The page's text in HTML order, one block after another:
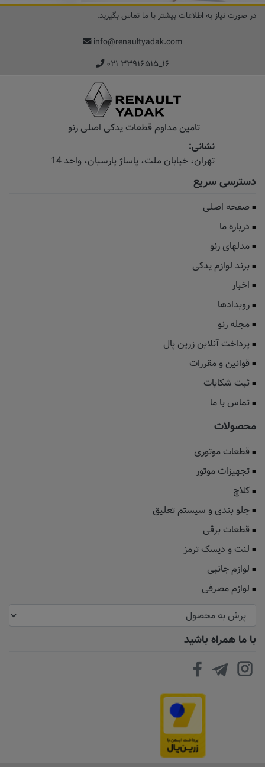
در صورت نیاز به اطلاعات بیشتر با ما تماس بگیرید.
info@renaultyadak.com
۰۲۱ ۳۳۹۱۶۵۱۵_۱۶
تامین مداوم قطعات یدکی اصلی رنو
نشانی:
تهران، خیابان‌ ملت، پاساژ‌ پارسیان، واحد 14
دسترسی سریع
صفحه اصلی
درباره ما
مدلهای رنو
برند لوازم یدکی
اخبار
رویدادها
مجله رنو
پرداخت آنلاین زرین پال
قوانین و مقررات
ثبت شکایات
تماس با ما
محصولات
قطعات موتوری
تجهیزات موتور
کلاچ
جلو بندی و سیستم تعلیق
قطعات برقی
لنت و دیسک ترمز
لوازم جانبی
لوازم مصرفی
با ما همراه باشید